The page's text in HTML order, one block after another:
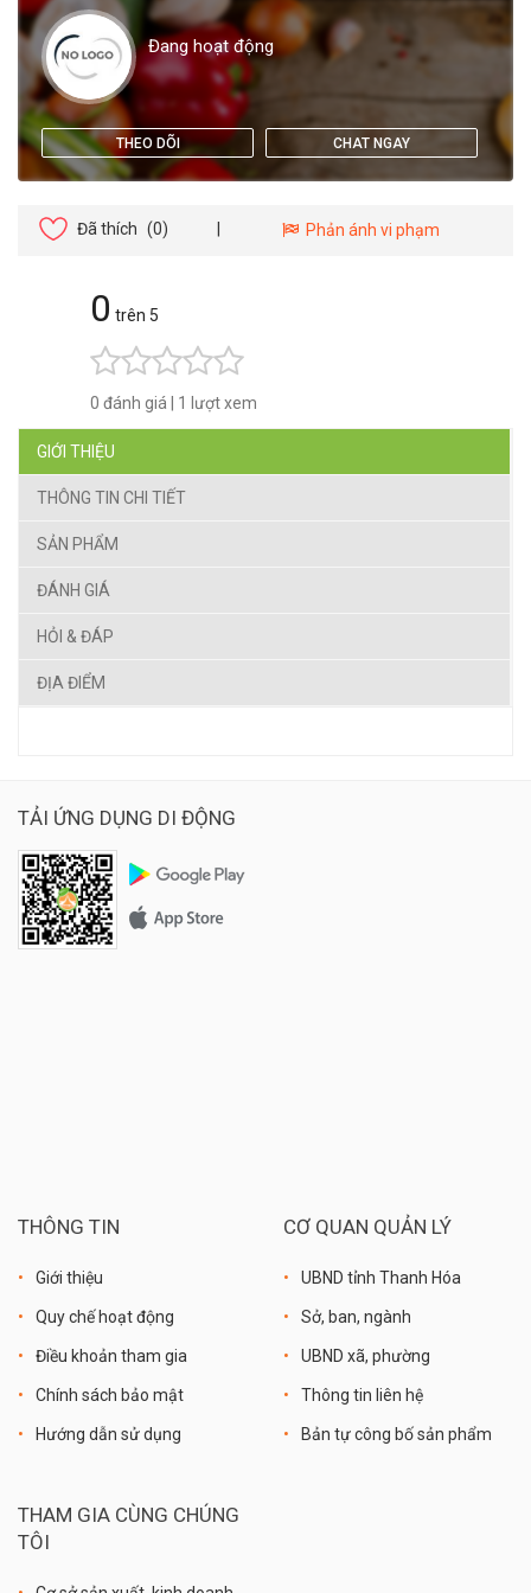
Đang hoạt động
THEO DÕI CHAT NGAY
Đã thích (0) Phản ánh vi phạm
0 trên 5
0 đánh giá 1 lượt xem
GIỚI THIỆU
THÔNG TIN CHI TIẾT
SẢN PHẨM
ĐÁNH GIÁ
HỎI & ĐÁP
ĐỊA ĐIỂM
TẢI ỨNG DỤNG DI ĐỘNG
THÔNG TIN
Giới thiệu
Quy chế hoạt động
Điều khoản tham gia
Chính sách bảo mật
Hướng dẫn sử dụng
CƠ QUAN QUẢN LÝ
UBND tỉnh Thanh Hóa
Sở, ban, ngành
UBND xã, phường
Thông tin liên hệ
Bản tự công bố sản phẩm
THAM GIA CÙNG CHÚNG
TÔI